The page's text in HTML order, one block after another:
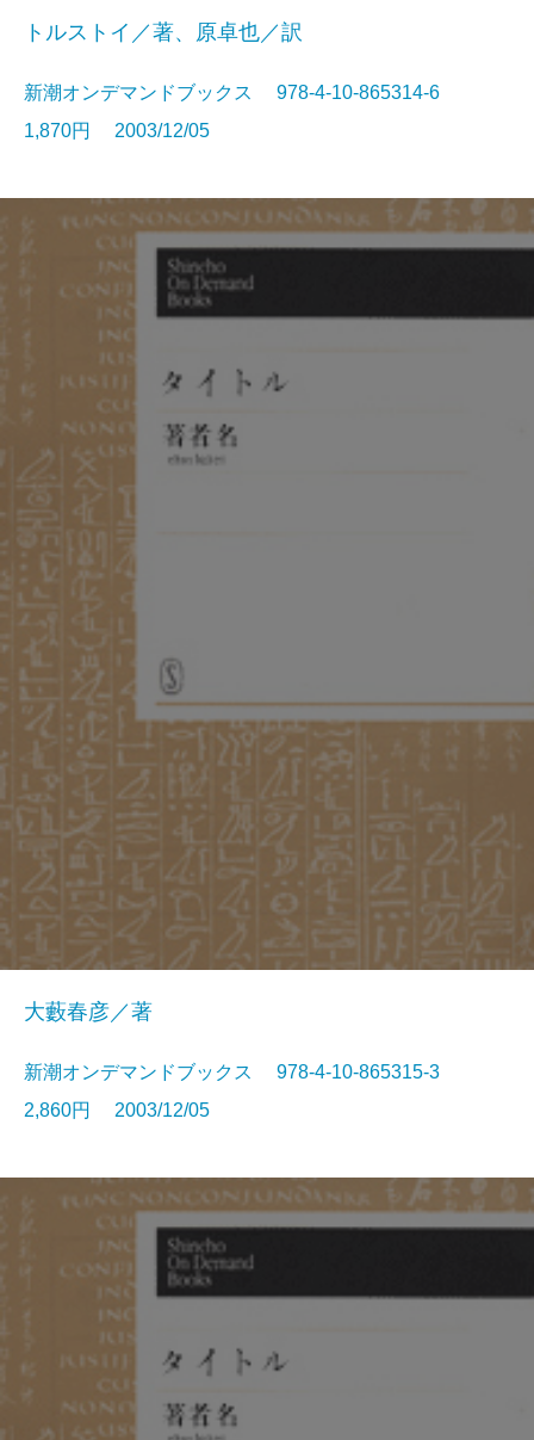
トルストイ／著、原卓也／訳
新潮オンデマンドブックス 978-4-10-865314-6
1,870円 2003/12/05
大藪春彦／著
新潮オンデマンドブックス 978-4-10-865315-3
2,860円 2003/12/05